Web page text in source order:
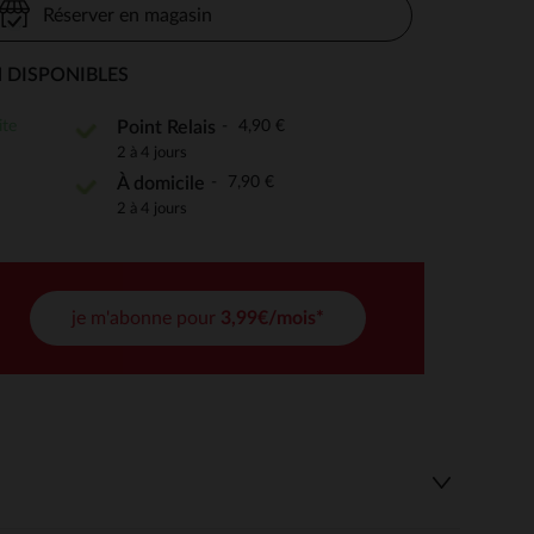
de confidentialité, en garantissant la conformité avec
Réserver en magasin
Point Relais 4,90 €
2 à 4 jours
À domicile 7,90 €
2 à 4 jours
je m'abonne pour 3,99€/mois*